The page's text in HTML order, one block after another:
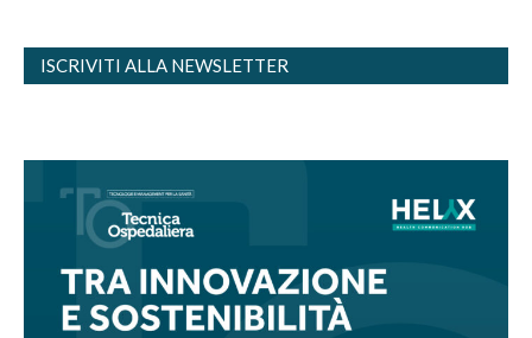
ISCRIVITI ALLA NEWSLETTER